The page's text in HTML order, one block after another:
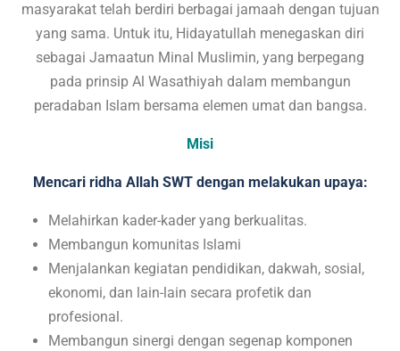
masyarakat telah berdiri berbagai jamaah dengan tujuan
yang sama. Untuk itu, Hidayatullah menegaskan diri
sebagai Jamaatun Minal Muslimin, yang berpegang
pada prinsip Al Wasathiyah dalam membangun
peradaban Islam bersama elemen umat dan bangsa.
Misi
Mencari ridha Allah SWT dengan melakukan upaya:
Melahirkan kader-kader yang berkualitas.
Membangun komunitas Islami
Menjalankan kegiatan pendidikan, dakwah, sosial,
ekonomi, dan lain-lain secara profetik dan
profesional.
Membangun sinergi dengan segenap komponen